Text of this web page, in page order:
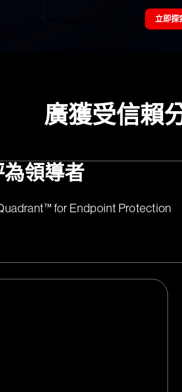
立即探
廣獲受信賴
領導者
for Endpoint Protection